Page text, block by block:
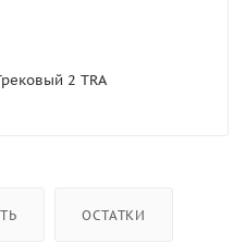
2 TRA
ОСТАТКИ